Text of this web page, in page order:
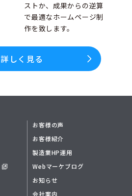
ストか、成果からの逆算
で最適なホームページ制
作を致します。
詳しく見る
お客様の声
お客様紹介
製造業HP運用
Webマーケブログ
お知らせ
会社案内